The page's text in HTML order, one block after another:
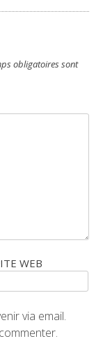
obligatoires sont
WEB
via email.